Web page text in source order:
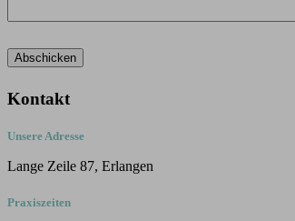
Kontakt
Unsere Adresse
Lange Zeile 87, Erlangen
Praxiszeiten